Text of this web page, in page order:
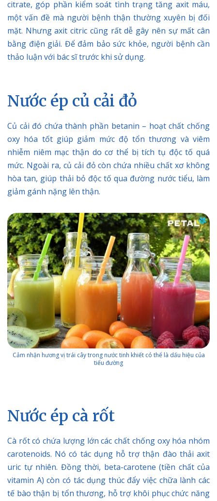
citrate, góp phần kiểm soát tình trạng tăng axit máu,
một vấn đề mà người bệnh thận thường xuyên bị đối
mặt. Nhưng axit citric cũng rất dễ gây nên sự mất cân
bằng điện giải. Để đảm bảo sức khỏe, người bệnh cần
thảo luận với bác sĩ trước khi sử dụng.
Nước ép củ cải đỏ
Củ cải đó chứa thành phần betanin – hoạt chất chống
oxy hóa tốt giúp giảm mức độ tổn thương và viêm
nhiễm niêm mạc thận do cơ thể bị tích tụ độc tố quá
mức. Ngoài ra, củ cải đỏ còn chứa nhiều chất xơ không
hòa tan, giúp thải bỏ độc tố qua đường nước tiểu, làm
giảm gánh nặng lên thận.
Cảm nhận hương vị trái cây trong nước tinh khiết có thể là dấu hiệu của
tiểu đường
Nước ép cà rốt
Cà rốt có chứa lượng lớn các chất chống oxy hóa nhóm
carotenoids. Nó có tác dụng hỗ trợ thận đào thải axit
uric tự nhiên. Đồng thời, beta-carotene (tiền chất của
vitamin A) còn có tác dụng thúc đẩy việc chữa lành các
tế bào thận bị tổn thương, hỗ trợ khôi phục chức năng